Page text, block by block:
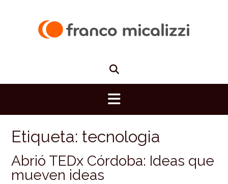
Etiqueta: tecnologia
Abrió TEDx Córdoba: Ideas que
mueven ideas